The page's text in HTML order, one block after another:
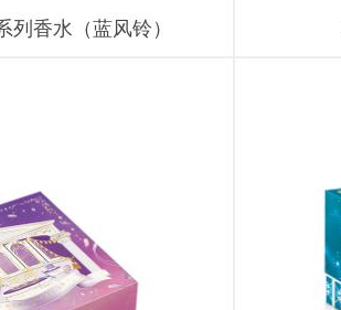
列香水（蓝风铃）